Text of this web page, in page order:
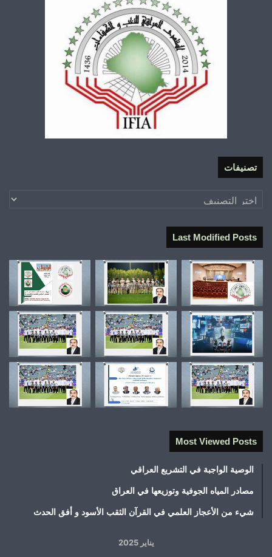
تصنيفات
تصنيفات
Last Modified Posts
Most Viewed Posts
الوصية الواجبة في التشريع العراقي
مصادر المياه الجوفية وتوزيعها في العراق
شيء من الأعجاز العلمي في القرآن الثقب الأسود و أفق الحدث
يناير 2025